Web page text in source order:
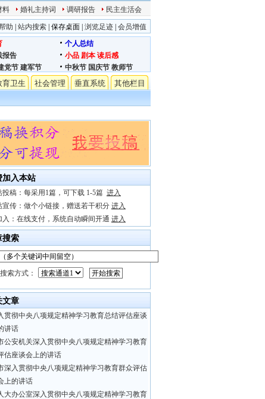
料 婚礼主持词 调研报告 民主生活会
助 站内搜索 保存桌面 浏览足迹 会员增值
个人总结
报告 小品 剧本 读后感
党节 建军节 中秋节 国庆节 教师节
育卫生 社会管理 垂直系统 其他栏目
加入本站
投稿：每采用1篇，可下载 1-5篇 进入
宣传：做个小链接，赠送若干积分 进入
入：在线支付，系统自动瞬间开通 进入
搜索
搜索方式：
文章
贯彻中央八项规定精神学习教育总结评估座谈
讲话
公安机关深入贯彻中央八项规定精神学习教育
估座谈会上的讲话
深入贯彻中央八项规定精神学习教育群众评估
上的讲话
大办公室深入贯彻中央八项规定精神学习教育